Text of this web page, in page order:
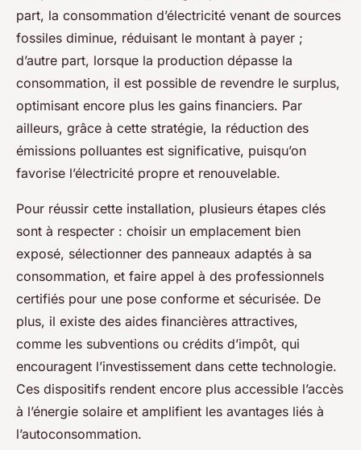
part, la consommation d’électricité venant de sources
fossiles diminue, réduisant le montant à payer ;
d’autre part, lorsque la production dépasse la
consommation, il est possible de revendre le surplus,
optimisant encore plus les gains financiers. Par
ailleurs, grâce à cette stratégie, la réduction des
émissions polluantes est significative, puisqu’on
favorise l’électricité propre et renouvelable.
Pour réussir cette installation, plusieurs étapes clés
sont à respecter : choisir un emplacement bien
exposé, sélectionner des panneaux adaptés à sa
consommation, et faire appel à des professionnels
certifiés pour une pose conforme et sécurisée. De
plus, il existe des aides financières attractives,
comme les subventions ou crédits d’impôt, qui
encouragent l’investissement dans cette technologie.
Ces dispositifs rendent encore plus accessible l’accès
à l’énergie solaire et amplifient les avantages liés à
l’autoconsommation.